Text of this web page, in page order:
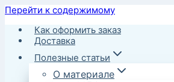
Перейти к содержимому
Как оформить заказ
Доставка
Полезные статьи
О материале